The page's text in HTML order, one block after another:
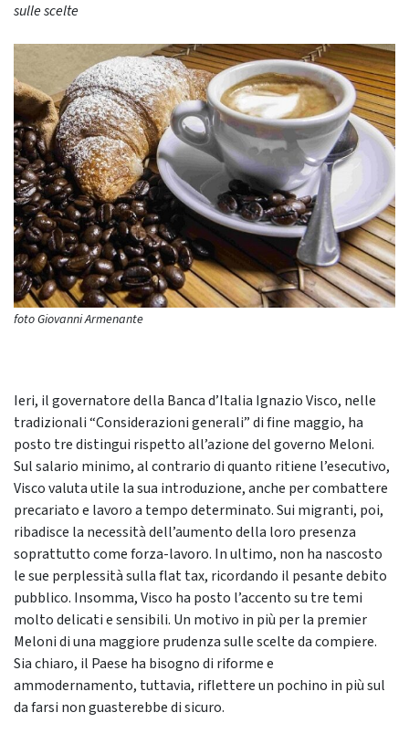
sulle scelte
foto Giovanni Armenante
Ieri, il governatore della Banca d’Italia Ignazio Visco, nelle
tradizionali “Considerazioni generali” di fine maggio, ha
posto tre distingui rispetto all’azione del governo Meloni.
Sul salario minimo, al contrario di quanto ritiene l’esecutivo,
Visco valuta utile la sua introduzione, anche per combattere
precariato e lavoro a tempo determinato. Sui migranti, poi,
ribadisce la necessità dell’aumento della loro presenza
soprattutto come forza-lavoro. In ultimo, non ha nascosto
le sue perplessità sulla flat tax, ricordando il pesante debito
pubblico. Insomma, Visco ha posto l’accento su tre temi
molto delicati e sensibili. Un motivo in più per la premier
Meloni di una maggiore prudenza sulle scelte da compiere.
Sia chiaro, il Paese ha bisogno di riforme e
ammodernamento, tuttavia, riflettere un pochino in più sul
da farsi non guasterebbe di sicuro.